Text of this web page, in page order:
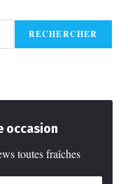
RECHERCHER
occasion
toutes fraîches